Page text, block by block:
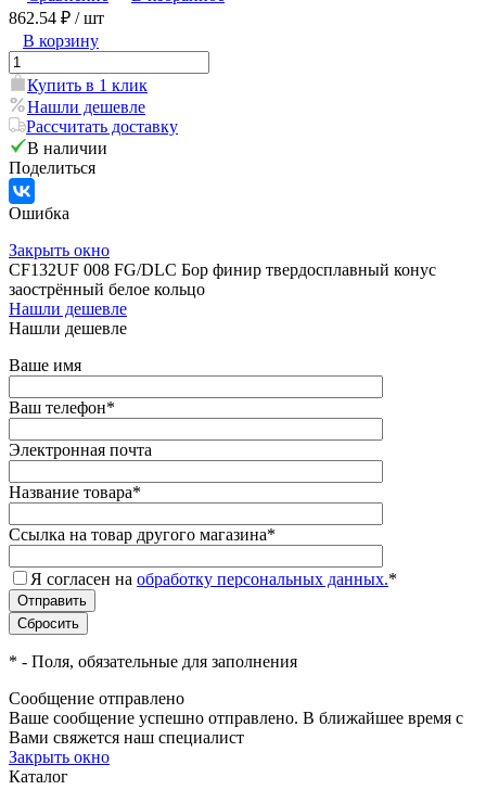
862.54 ₽ / шт
В корзину
Купить в 1 клик
Нашли дешевле
Рассчитать доставку
В наличии
Поделиться
Ошибка
Закрыть окно
CF132UF 008 FG/DLC Бор финир твердосплавный конус
заострённый белое кольцо
Нашли дешевле
Нашли дешевле
Ваше имя
Ваш телефон*
Электронная почта
Название товара*
Ссылка на товар другого магазина*
Я согласен на обработку персональных данных.*
* - Поля, обязательные для заполнения
Сообщение отправлено
Ваше сообщение успешно отправлено. В ближайшее время с
Вами свяжется наш специалист
Закрыть окно
Каталог